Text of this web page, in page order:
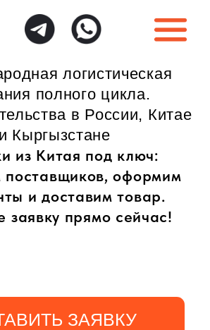
в России, Китае
под ключ:
оформим
товар.
прямо сейчас!
ЗАЯВКУ
Безопасная доставка
груза без рисков